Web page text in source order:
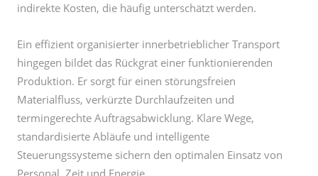
hingegen bildet das Rückgrat einer funktionierenden
Materialfluss, verkürzte Durchlaufzeiten und
termingerechte Auftragsabwicklung. Klare Wege,
standardisierte Abläufe und intelligente
Steuerungssysteme sichern den optimalen Einsatz von
Personal, Zeit und Energie.
Die positiven Effekte zeigen sich auf mehreren Ebenen: